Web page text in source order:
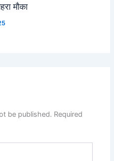
मौका
be published. Required